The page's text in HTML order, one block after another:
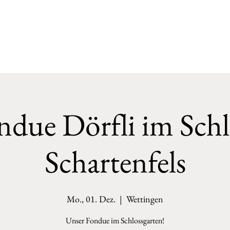
Dörfli im
Schartenfels
Mo., 01. Dez.
  |
Wettingen
Unser Fondue im Schlossgarten!